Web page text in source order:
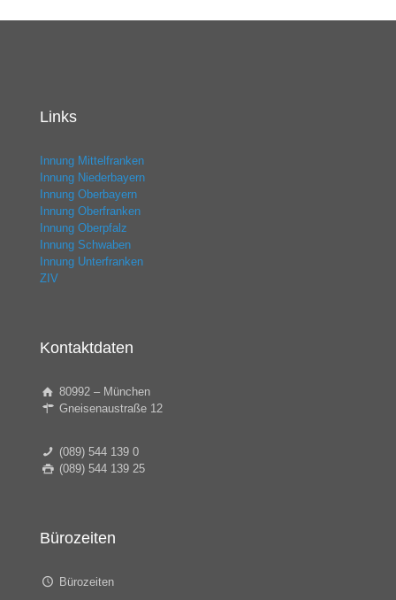
Links
Innung Mittelfranken
Innung Niederbayern
Innung Oberbayern
Innung Oberfranken
Innung Oberpfalz
Innung Schwaben
Innung Unterfranken
ZIV
Kontaktdaten
80992 – München
Gneisenaustraße 12
(089) 544 139 0
(089) 544 139 25
Bürozeiten
Bürozeiten